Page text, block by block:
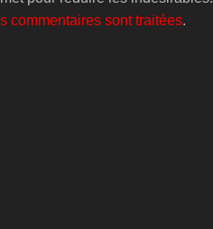
commentaires sont traitées.